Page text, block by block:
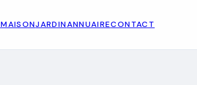
MAISONJARDINANNUAIRECONTACT